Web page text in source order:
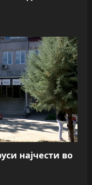
најчести во